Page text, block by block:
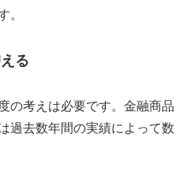
。
る
の考えは必要です。金融商品
過去数年間の実績によって数